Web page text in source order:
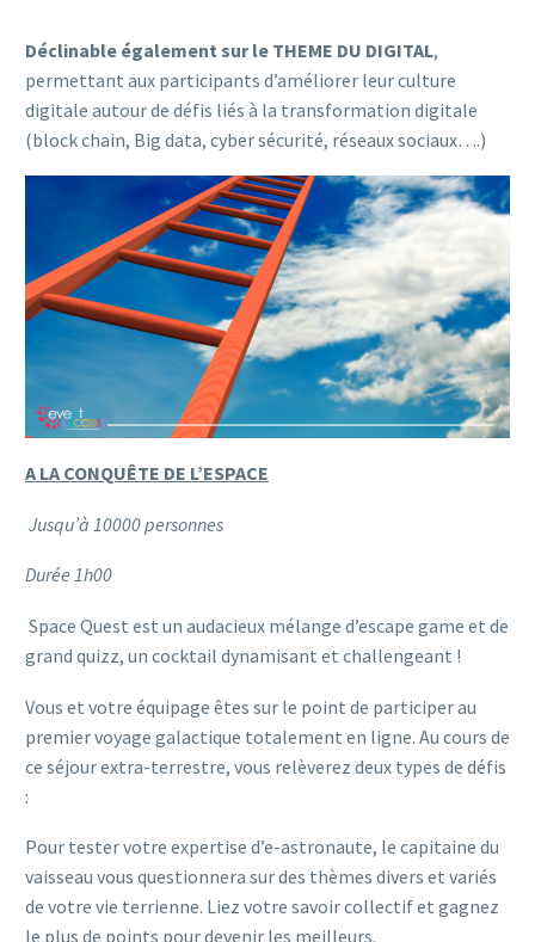
Déclinable également sur le THEME DU DIGITAL,
permettant aux participants d’améliorer leur culture
digitale autour de défis liés à la transformation digitale
(block chain, Big data, cyber sécurité, réseaux sociaux….)
A LA CONQUÊTE DE L’ESPACE
Jusqu’à 10000 personnes
Durée 1h00
Space Quest est un audacieux mélange d’escape game et de
grand quizz, un cocktail dynamisant et challengeant !
Vous et votre équipage êtes sur le point de participer au
premier voyage galactique totalement en ligne. Au cours de
ce séjour extra-terrestre, vous relèverez deux types de défis
:
Pour tester votre expertise d’e-astronaute, le capitaine du
vaisseau vous questionnera sur des thèmes divers et variés
de votre vie terrienne. Liez votre savoir collectif et gagnez
le plus de points pour devenir les meilleurs.